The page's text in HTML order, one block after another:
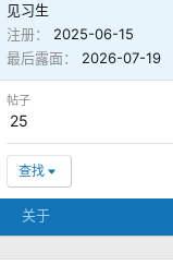
见习生
注册
2025-06-15
最后露面
2026-07-19
帖子
25
查找
关于